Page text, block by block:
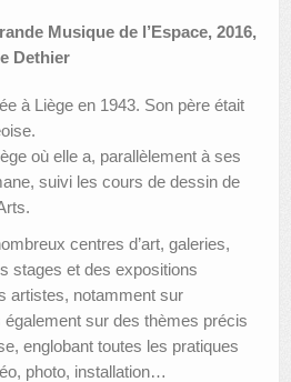
à Liège en 1943. Son père était
où elle a, parallèlement à ses
suivi les cours de dessin de
centres d’art, galeries,
stages et des expositions
artistes, notamment sur
également sur des thèmes précis
englobant toutes les pratiques
photo, installation…